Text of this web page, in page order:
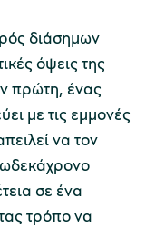
διάσημων
όψεις της
πρώτη, ένας
με τις εμμονές
να τον
σε ένα
τρόπο να